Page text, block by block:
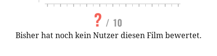
? / 10
Bisher hat noch kein Nutzer diesen Film bewertet.